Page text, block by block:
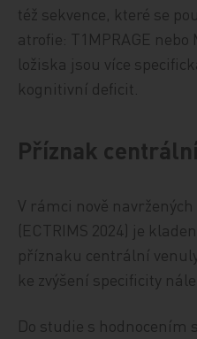
též sekvence, které se
atrofie: T1MPRAGE
ložiska jsou více
kognitivní deficit.
Příznak
V rámci nově
(ECTRIMS 2024) je
příznaku centrální
ke zvýšení specificity
Do studie s hodnocením